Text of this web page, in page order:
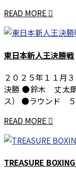
READ MORE
東日本新人王決勝戦
２０２５年１１月
決勝 ●鈴木 丈太
ス） ●ラウンド
READ MORE
TREASURE